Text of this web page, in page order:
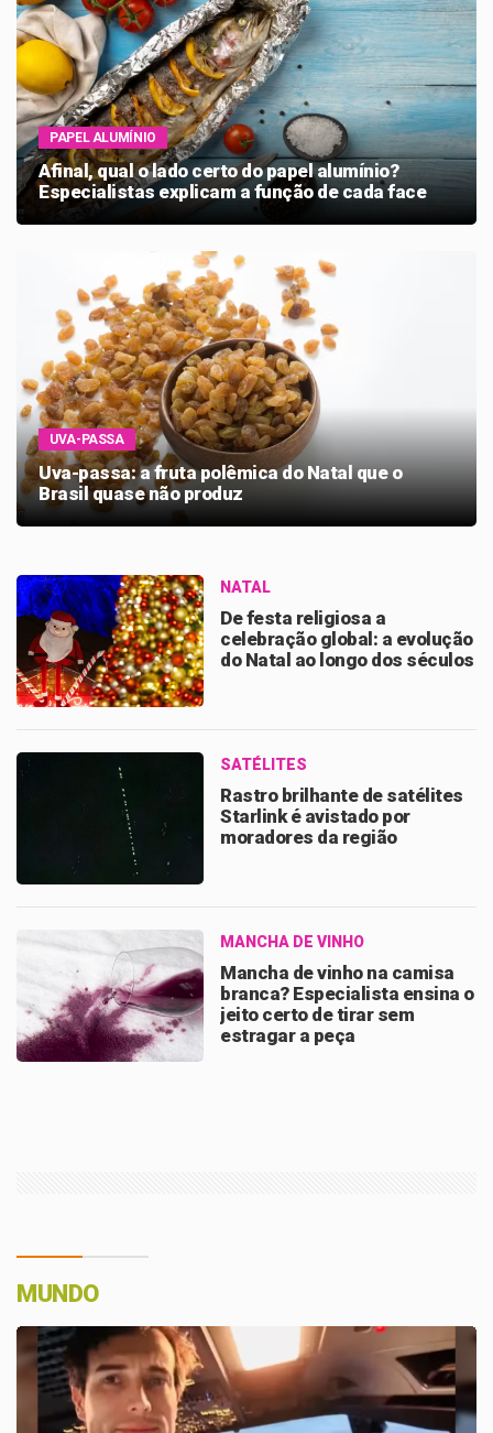
PAPEL ALUMÍNIO
Afinal, qual o lado certo do papel alumínio?
Especialistas explicam a função de cada face
UVA-PASSA
Uva-passa: a fruta polêmica do Natal que o
Brasil quase não produz
NATAL
De festa religiosa a
celebração global: a evolução
do Natal ao longo dos séculos
SATÉLITES
Rastro brilhante de satélites
Starlink é avistado por
moradores da região
MANCHA DE VINHO
Mancha de vinho na camisa
branca? Especialista ensina o
jeito certo de tirar sem
estragar a peça
MUNDO